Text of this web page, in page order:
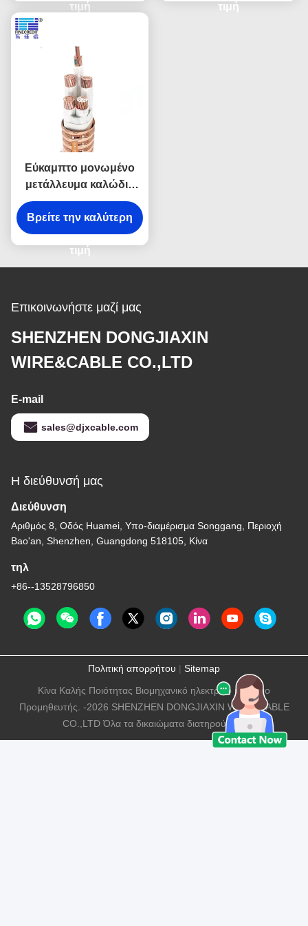
πυρήνας
τιμή τιμή
Εύκαμπτο μονωμένο
μετάλλευμα καλώδιο
πυρίμαχο RTTZ 3×16
0.6-1KV
Βρείτε την καλύτερη
τιμή
Επικοινωνήστε μαζί μας
SHENZHEN DONGJIAXIN
WIRE&CABLE CO.,LTD
E-mail
sales@djxcable.com
Η διεύθυνσή μας
Διεύθυνση
Αριθμός 8, Οδός Huamei, Υπο-διαμέρισμα Songgang, Περιοχή
Bao'an, Shenzhen, Guangdong 518105, Κίνα
τηλ
+86--13528796850
Πολιτική απορρήτου | Sitemap
Κίνα Καλής Ποιότητας Βιομηχανικό ηλεκτρικό καλώδιο
Προμηθευτής. -2026 SHENZHEN DONGJIAXIN WIRE&CABLE
CO.,LTD Όλα τα δικαιώματα διατηρούνται.